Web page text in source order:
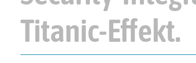
Titanic-Effekt.